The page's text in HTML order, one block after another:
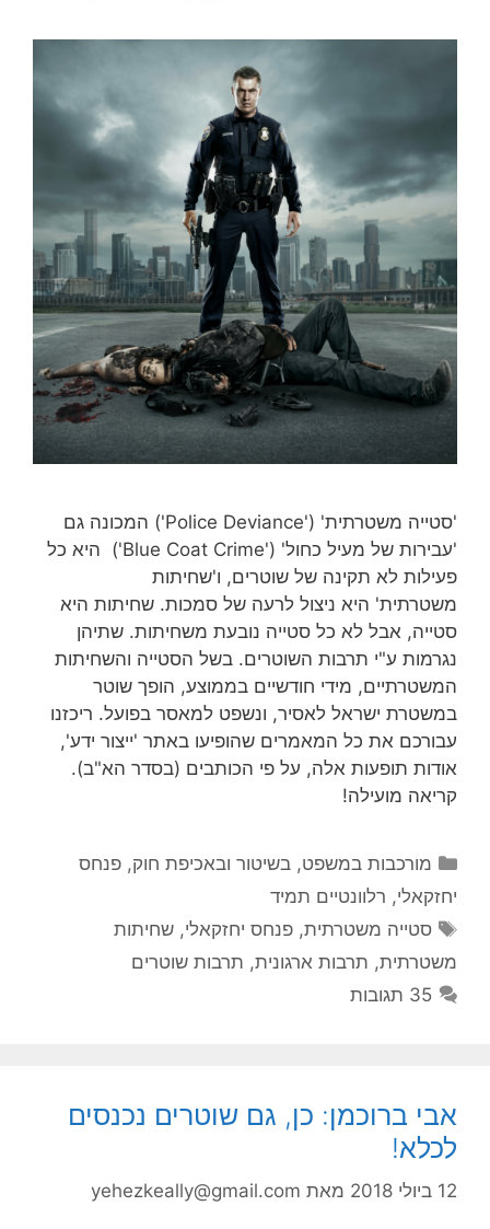
'סטייה משטרתית' ('Police Deviance') המכונה גם
'עבירות של מעיל כחול' ('Blue Coat Crime') היא כל
פעילות לא תקינה של שוטרים, ו'שחיתות
משטרתית' היא ניצול לרעה של סמכות. שחיתות היא
סטייה, אבל לא כל סטייה נובעת משחיתות. שתיהן
נגרמות ע"י תרבות השוטרים. בשל הסטייה והשחיתות
המשטרתיים, מידי חודשיים בממוצע, הופך שוטר
במשטרת ישראל לאסיר, ונשפט למאסר בפועל. ריכזנו
עבורכם את כל המאמרים שהופיעו באתר 'ייצור ידע',
אודות תופעות אלה, על פי הכותבים (בסדר הא"ב).
קריאה מועילה!
קטגוריות
מורכבות במשפט, בשיטור ובאכיפת חוק,פנחס
יחזקאלי, רלוונטיים תמיד
תגיות
סטייה משטרתית,פנחס יחזקאלי,שחיתות
משטרתית, תרבות ארגונית, תרבות שוטרים
35 תגובות
אבי ברוכמן: כן, גם שוטרים נכנסים
לכלא!
12 ביולי 2018 מאת yehezkeally@gmail.com